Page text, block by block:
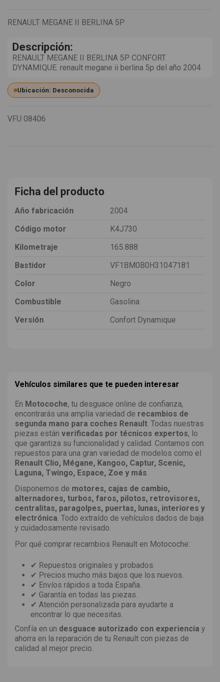
RENAULT MEGANE II BERLINA 5P
Descripción:
RENAULT MEGANE II BERLINA 5P CONFORT
DYNAMIQUE. renault megane ii berlina 5p del año 2004
Ubicación: Desconocida
VFU 08406
Ficha del producto
Año fabricación
2004
Código motor
K4J730
Kilometraje
165.888
Bastidor
VF1BM0B0H31047181
Color
Negro
Combustible
Gasolina
Versión
Confort Dynamique
Vehículos similares que te pueden interesar
En Motocoche, tu desguace online de confianza,
encontrarás una amplia variedad de recambios de
segunda mano para coches Renault . Todas nuestras
piezas están verificadas por técnicos expertos, lo
que garantiza su funcionalidad y calidad. Contamos con
repuestos para una gran variedad de modelos como el
Renault Clio, Mégane, Kangoo, Captur, Scenic,
Laguna, Twingo, Espace, Zoe y más
Disponemos de motores, cajas de cambio,
alternadores, turbos, faros, pilotos, retrovisores,
centralitas, paragolpes, puertas, lunas, interiores y
electrónica. Todo extraído de vehículos dados de baja
y cuidadosamente revisado.
Por qué comprar recambios Renault en Motocoche:
✔ Repuestos originales y probados.
✔ Precios mucho más bajos que los nuevos.
✔ Envíos rápidos a toda España.
✔ Garantía en todas las piezas.
✔ Atención personalizada para ayudarte a
encontrar lo que necesitas.
Confía en un desguace autorizado con experiencia y
ahorra en la reparación de tu Renault con piezas de
calidad al mejor precio.